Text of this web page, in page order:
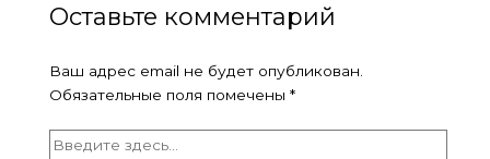
Оставьте комментарий
Ваш адрес email не будет опубликован.
Обязательные поля помечены *
Введите